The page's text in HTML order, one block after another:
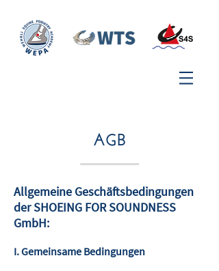
UNTERNEHMEN
AGB
Überschrift 1
Allgemeine Geschäftsbedingungen
der SHOEING FOR SOUNDNESS
GmbH:
I. Gemeinsame Bedingungen